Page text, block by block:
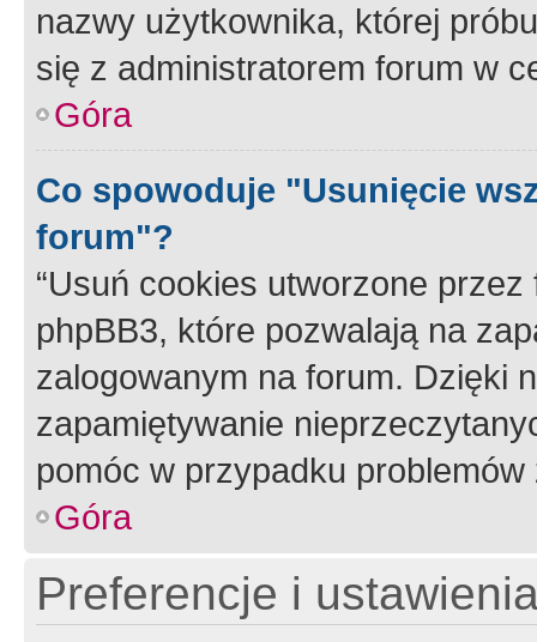
nazwy użytkownika, której
się z administratorem forum w
Góra
Co spowoduje "Usunięcie
forum"?
“Usuń cookies utworzone
phpBB3, które pozwalają na
zalogowanym na forum. Dzięki
zapamiętywanie
pomóc w przypadku
Góra
Preferencje i